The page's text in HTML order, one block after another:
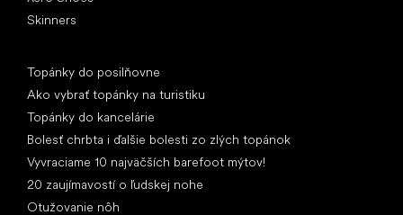
Skinners
Topánky do posilňovne
Ako vybrať topánky na turistiku
Topánky do kancelárie
Bolesť chrbta i ďalšie bolesti zo zlých topánok
Vyvraciame 10 najväčších barefoot mýtov!
20 zaujímavostí o ľudskej nohe
Otužovanie nôh